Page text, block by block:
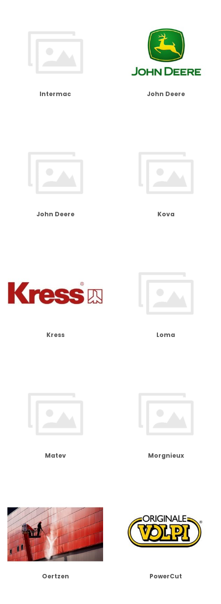
Intermac John Deere
John Deere Kova
Kress Loma
Matev Morgnieux
Oertzen PowerCut